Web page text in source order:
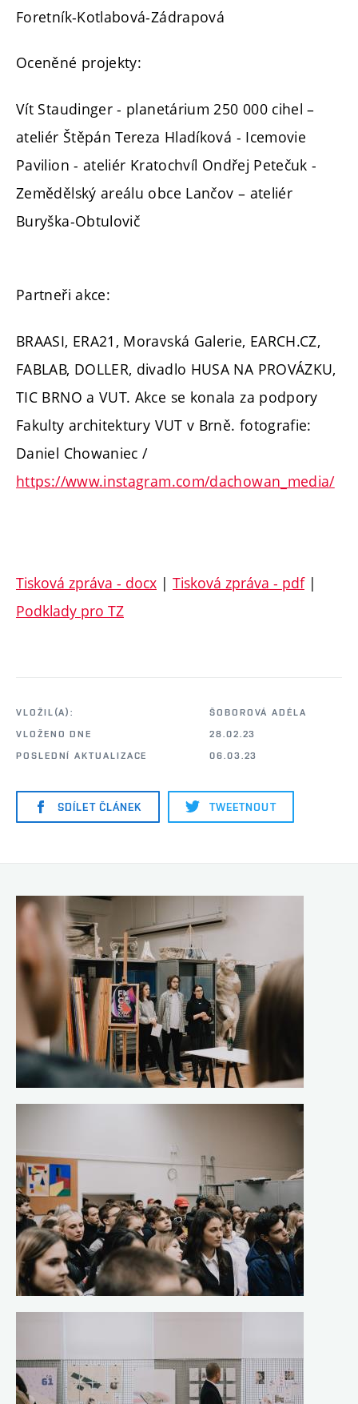
Foretník-Kotlabová-Zádrapová
Oceněné projekty:
Vít Staudinger - planetárium 250 000 cihel –
ateliér Štěpán Tereza Hladíková - Icemovie
Pavilion - ateliér Kratochvíl Ondřej Petečuk -
Zemědělský areálu obce Lančov – ateliér
Buryška-Obtulovič
Partneři akce:
BRAASI, ERA21, Moravská Galerie, EARCH.CZ,
FABLAB, DOLLER, divadlo HUSA NA PROVÁZKU,
TIC BRNO a VUT. Akce se konala za podpory
Fakulty architektury VUT v Brně. fotografie:
Daniel Chowaniec /
https://www.instagram.com/dachowan_media/
Tisková zpráva - docx | Tisková zpráva - pdf|
Podklady pro TZ
VLOŽIL(A):
ŠOBOROVÁ ADÉLA
VLOŽENO DNE
28.02.23
POSLEDNÍ AKTUALIZACE
06.03.23
SDÍLET ČLÁNEK TWEETNOUT